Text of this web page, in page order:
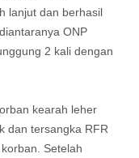
lanjut dan berhasil
ONP
2 kali dengan
kearah leher
dan tersangka RFR
Setelah